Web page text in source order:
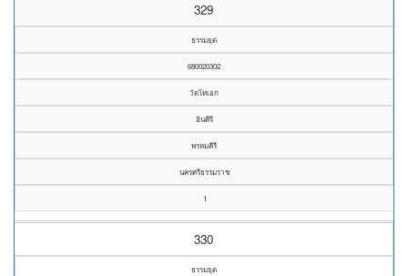
329
ธรรมยุต
680020302
วัดโทเอก
อินคีรี
พรหมคีรี
นครศรีธรรมราช
1
330
ธรรมยุต